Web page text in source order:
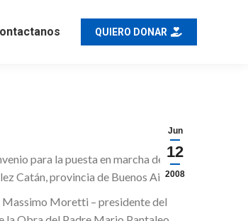
QUIERO DONAR
Jun
12
2008
para la puesta en marcha de un
Catán, provincia de Buenos Aires.
Massimo Moretti – presidente del